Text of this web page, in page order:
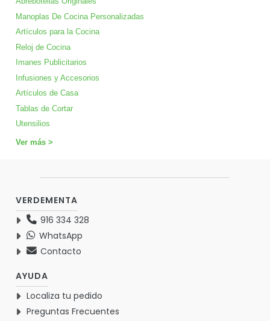
Manoplas De Cocina Personalizadas
Artículos para la Cocina
Reloj de Cocina
Imanes Publicitarios
Infusiones y Accesorios
Artículos de Casa
Tablas de Cortar
Utensilios
Ver más >
VERDEMENTA
916 334 328
WhatsApp
Contacto
AYUDA
Localiza tu pedido
Preguntas Frecuentes